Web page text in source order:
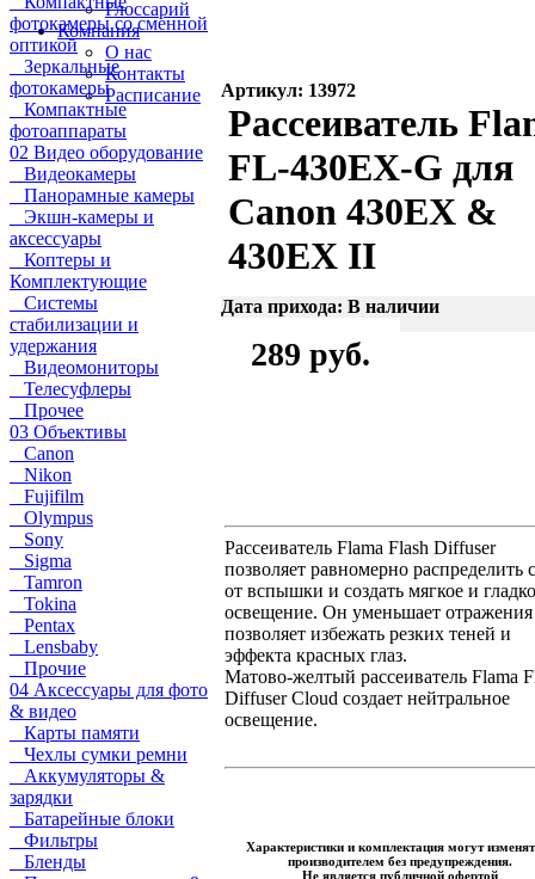
Глоссарий
Компания
О нас
Контакты
Расписание
фотокамеры со сменной
оптикой
Зеркальные
фотокамеры
Компактные
фотоаппараты
02 Видео оборудование
Видеокамеры
Панорамные камеры
Экшн-камеры и
аксессуары
Коптеры и
Комплектующие
Системы
стабилизации и
удержания
Видеомониторы
Телесуфлеры
Прочее
03 Объективы
Canon
Nikon
Fujifilm
Olympus
Sony
Sigma
Tamron
Tokina
Pentax
Lensbaby
Прочие
04 Аксессуары для фото
& видео
Карты памяти
Чехлы сумки ремни
Аккумуляторы &
зарядки
Батарейные блоки
Фильтры
Бленды
Артикул: 13972
Рассеиватель
FL-430EX-G для
Canon 430EX &
430EX II
Дата прихода: В наличии
289 руб.
Рассеиватель Flama Flash Diffuser
позволяет равномерно распределить
от вспышки и создать мягкое и
освещение. Он уменьшает
позволяет избежать резких теней и
эффекта красных глаз.
Матово-желтый рассеиватель Flama
Diffuser Cloud создает нейтральное
освещение.
Характеристики и комплектация могут
производителем без предупреждения.
Не является публичной офертой